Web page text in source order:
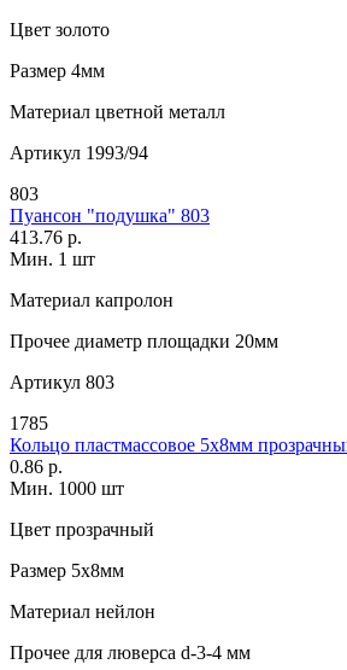
Цвет золото
Размер 4мм
Материал цветной металл
Артикул 1993/94
803
Пуансон "подушка" 803
413.76 р.
Мин. 1 шт
Материал капролон
Прочее диаметр площадки 20мм
Артикул 803
1785
Кольцо пластмассовое 5х8мм
0.86 р.
Мин. 1000 шт
Цвет прозрачный
Размер 5х8мм
Материал нейлон
Прочее для люверса d-3-4 мм